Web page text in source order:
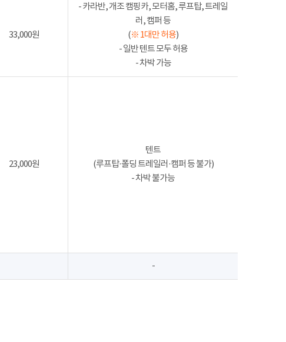
33,000원
- 카라반, 개조 캠핑카, 모터홈, 루프탑, 트레일
러, 캠퍼 등
(※ 1대만 허용)
- 일반 텐트 모두 허용
- 차박 가능
23,000원
텐트
(루프탑·폴딩 트레일러·캠퍼 등 불가)
- 차박 불가능
-